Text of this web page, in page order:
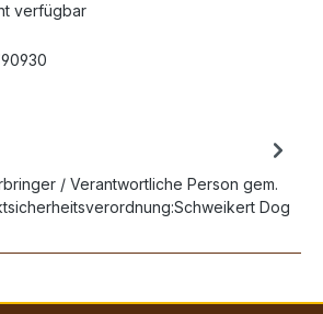
verfügbar
/ Verantwortliche Person gem.
Dog